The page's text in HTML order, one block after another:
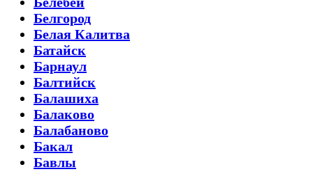
Белгород
Белая Калитва
Батайск
Барнаул
Балтийск
Балашиха
Балаково
Балабаново
Бакал
Бавлы